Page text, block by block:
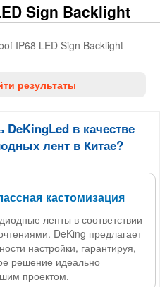
Sign Backlight
IP68 LED Sign Backlight
результаты
в качестве
лент в Китае?
кастомизация
ленты в соответствии
DeKing предлагает
настройки, гарантируя,
решение идеально
проектом.